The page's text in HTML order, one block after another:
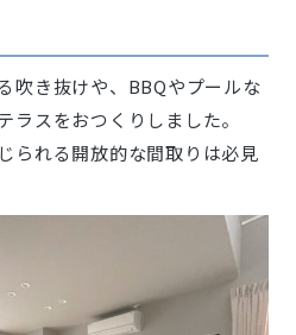
吹き抜けや、BBQやプールな
ラスをおつくりしました。
られる開放的な間取りは必見